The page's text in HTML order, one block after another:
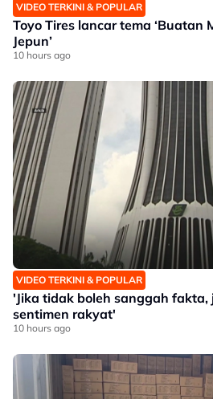
VIDEO TERKINI & POPULAR
Toyo Tires lancar tema ‘Buatan
Jepun’
10 hours ago
VIDEO TERKINI & POPULAR
'Jika tidak boleh sanggah fakta,
sentimen rakyat'
10 hours ago